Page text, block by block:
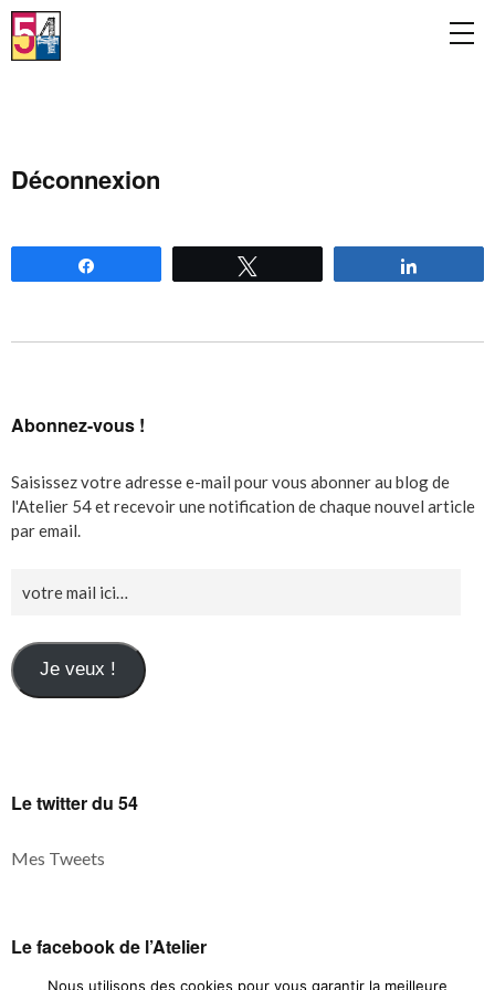
Déconnexion
Abonnez-vous !
Saisissez votre adresse e-mail pour vous abonner au blog de
l'Atelier 54 et recevoir une notification de chaque nouvel article
par email.
Je veux !
Le twitter du 54
Mes Tweets
Le facebook de l’Atelier
Nous utilisons des cookies pour vous garantir la meilleure